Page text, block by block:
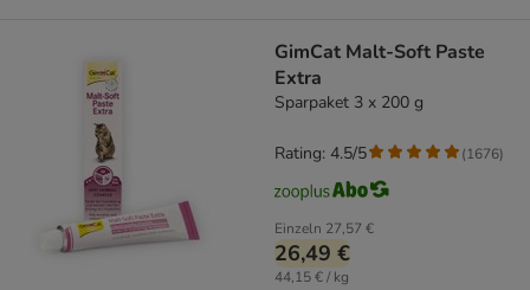
GimCat Malt-Soft Paste
Extra
Sparpaket 3 x 200 g
Einzeln 27,57 €
26,49 €
44,15 € / kg
Rating: 4.5/5 (1676)